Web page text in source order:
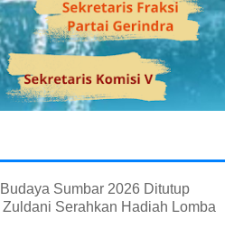
Sumbar 2026 Ditutup
Zuldani Serahkan Hadiah Lomba